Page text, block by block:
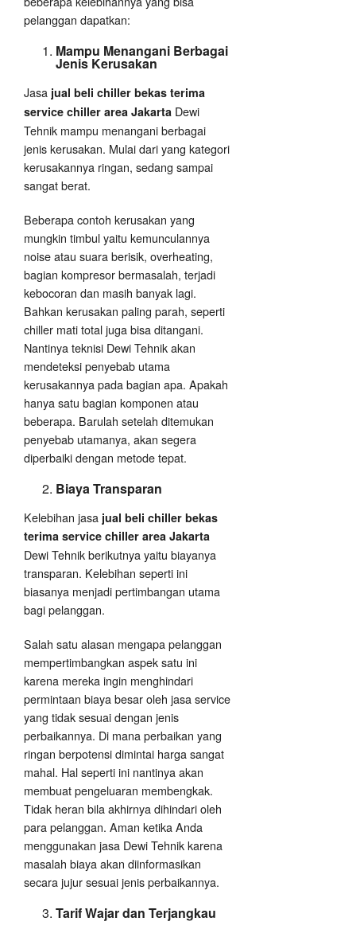
pelanggan dapatkan:
Mampu Menangani Berbagai
Jenis Kerusakan
Jasa jual beli chiller bekas terima
service chiller area Jakarta Dewi
Tehnik mampu menangani berbagai
jenis kerusakan. Mulai dari yang kategori
kerusakannya ringan, sedang sampai
sangat berat.
Beberapa contoh kerusakan yang
mungkin timbul yaitu kemunculannya
noise atau suara berisik, overheating,
bagian kompresor bermasalah, terjadi
kebocoran dan masih banyak lagi.
Bahkan kerusakan paling parah, seperti
chiller mati total juga bisa ditangani.
Nantinya teknisi Dewi Tehnik akan
mendeteksi penyebab utama
kerusakannya pada bagian apa. Apakah
hanya satu bagian komponen atau
beberapa. Barulah setelah ditemukan
penyebab utamanya, akan segera
diperbaiki dengan metode tepat.
Biaya Transparan
Kelebihan jasa jual beli chiller bekas
terima service chiller area Jakarta
Dewi Tehnik berikutnya yaitu biayanya
transparan. Kelebihan seperti ini
biasanya menjadi pertimbangan utama
bagi pelanggan.
Salah satu alasan mengapa pelanggan
mempertimbangkan aspek satu ini
karena mereka ingin menghindari
permintaan biaya besar oleh jasa service
yang tidak sesuai dengan jenis
perbaikannya. Di mana perbaikan yang
ringan berpotensi dimintai harga sangat
mahal. Hal seperti ini nantinya akan
membuat pengeluaran membengkak.
Tidak heran bila akhirnya dihindari oleh
para pelanggan. Aman ketika Anda
menggunakan jasa Dewi Tehnik karena
masalah biaya akan diinformasikan
secara jujur sesuai jenis perbaikannya.
Tarif Wajar dan Terjangkau